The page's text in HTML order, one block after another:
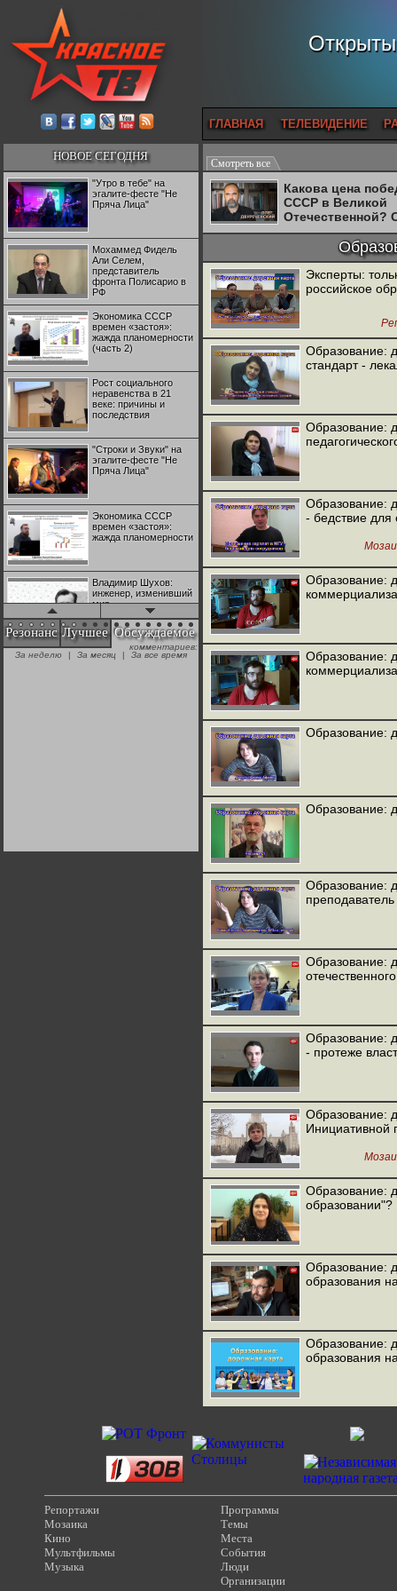
ГЛАВНАЯ ТЕЛЕВИДЕНИЕ
НОВОЕ СЕГОДНЯ
"Утро в тебе" на
эгалите-фесте "Не
Пряча Лица"
Мохаммед Фидель
Али Селем,
представитель
фронта Полисарио в
РФ
Экономика СССР
времен «застоя»:
жажда планомерности
(часть 2)
Рост социального
неравенства в 21
веке: причины и
последствия
"Строки и Звуки" на
эгалите-фесте "Не
Пряча Лица"
Экономика СССР
времен «застоя»:
жажда планомерности
Владимир Шухов:
инженер, изменивший
мир
"Аркадий Коц" на
эгалите-фесте "Не
Резонанс Лучшее Обсуждаемое
комментариев:
За неделю
| За месяц | За все время
Смотреть все
Какова цена
СССР в Великой
Отечественной?
Двуреченский о
потерянной
Эксперты:
российское
Образование:
стандарт -
Образование:
Образование:
- бедствие для
Образование:
Образование:
Образование:
Образование:
Образование:
Образование:
Образование:
- протеже
Образование:
Инициативной
Образование:
образовании"?
Образование:
образования
Образование:
образования
Репортажи
Мозаика
Кино
Мультфильмы
Музыка
Программы
Темы
Места
События
Люди
Организации